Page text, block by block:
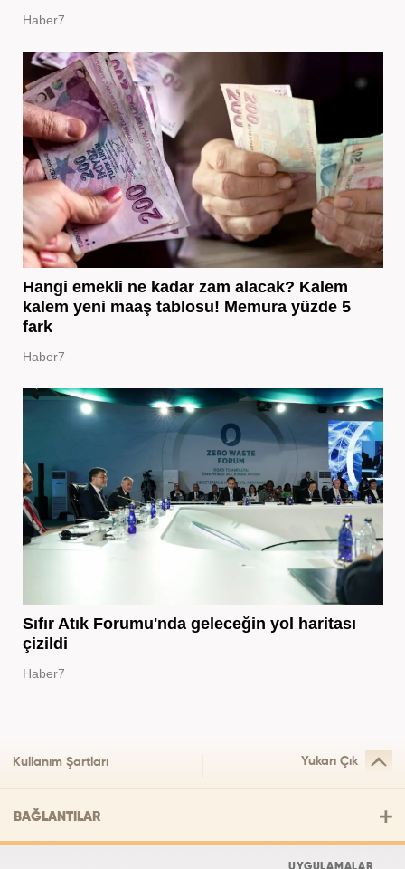
Haber7
Hangi emekli ne kadar zam alacak? Kalem
kalem yeni maaş tablosu! Memura yüzde 5
fark
Haber7
Sıfır Atık Forumu'nda geleceğin yol haritası
çizildi
Haber7
Kullanım Şartları Yukarı Çık
BAĞLANTILAR
UYGULAMALAR